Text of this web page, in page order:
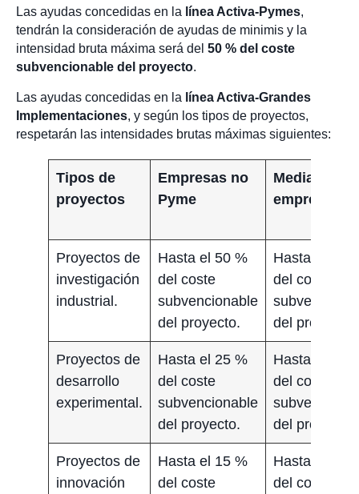
Las ayudas concedidas en la línea Activa-Pymes,
tendrán la consideración de ayudas de minimis y la
intensidad bruta máxima será del 50 % del coste
subvencionable del proyecto.
Las ayudas concedidas en la línea Activa-Grandes
Implementaciones, y según los tipos de proyectos,
respetarán las intensidades brutas máximas siguientes:
Tipos de
proyectos
Empresas no
Pyme
Medianas
empresas
Proyectos de
investigación
industrial.
Hasta el 50 %
del coste
subvencionable
del proyecto.
Hasta el 60
del coste
del proyecto.
Proyectos de
desarrollo
experimental.
Hasta el 25 %
del coste
subvencionable
del proyecto.
Hasta el 35
del coste
del proyecto.
Proyectos de
innovación
Hasta el 15 %
del coste
Hasta el 50
del coste